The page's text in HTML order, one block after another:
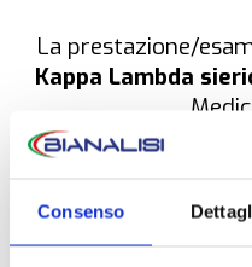
Consenso
La prestazione/
Kappa Lambda
NON È